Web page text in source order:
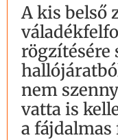
A kis belső
rögzítésére
nem
vatta is
a fájdalmas